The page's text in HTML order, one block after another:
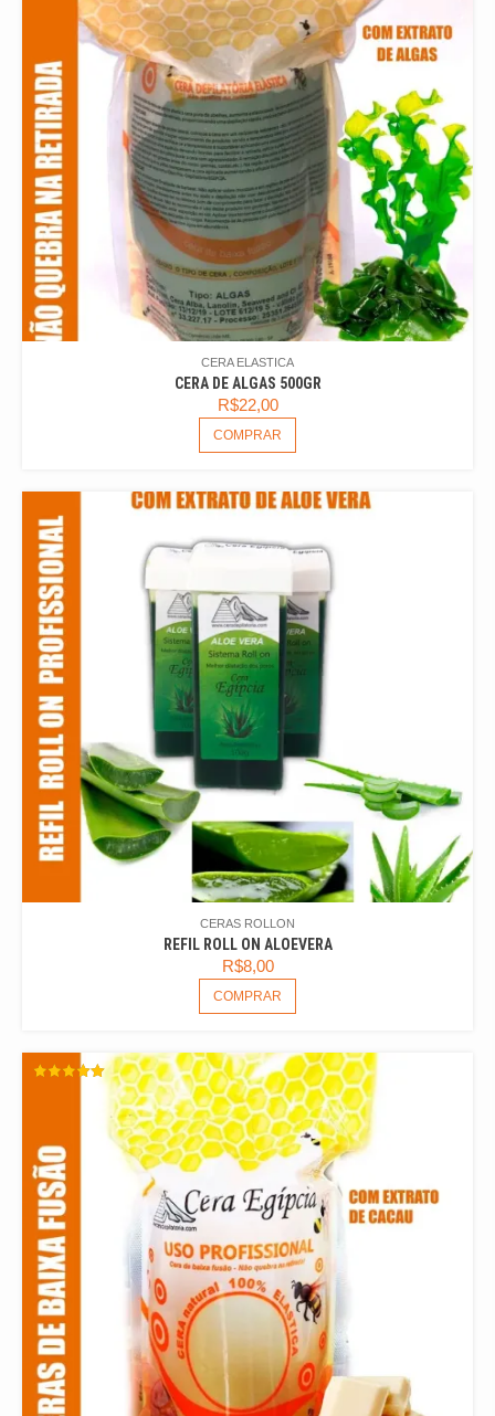
CERA ELASTICA
CERA DE ALGAS 500GR
R$22,00
COMPRAR
CERAS ROLLON
REFIL ROLL ON ALOEVERA
R$8,00
COMPRAR